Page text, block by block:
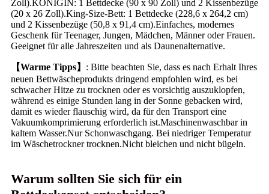
Zoll).KÖNIGIN: 1 Bettdecke (90 x 90 Zoll) und 2 Kissenbezüge
(20 x 26 Zoll).King-Size-Bett: 1 Bettdecke (228,6 x 264,2 cm)
und 2 Kissenbezüge (50,8 x 91,4 cm).Einfaches, modernes
Geschenk für Teenager, Jungen, Mädchen, Männer oder Frauen.
Geeignet für alle Jahreszeiten und als Daunenalternative.
【Warme Tipps】 : Bitte beachten Sie, dass es nach Erhalt Ihres
neuen Bettwäscheprodukts dringend empfohlen wird, es bei
schwacher Hitze zu trocknen oder es vorsichtig auszuklopfen,
während es einige Stunden lang in der Sonne gebacken wird,
damit es wieder flauschig wird, da für den Transport eine
Vakuumkomprimierung erforderlich ist.Maschinenwaschbar in
kaltem Wasser.Nur Schonwaschgang. Bei niedriger Temperatur
im Wäschetrockner trocknen.Nicht bleichen und nicht bügeln.
Warum sollten Sie sich für ein